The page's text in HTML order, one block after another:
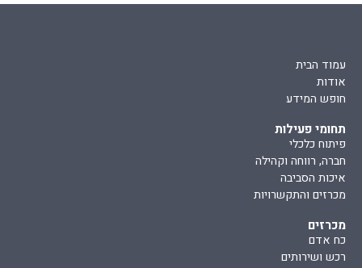
עמוד הבית
אודות
חופש המידע
תחומי פעילות
פיתוח כלכלי
חברה, רווחה וקהילה
איכות הסביבה
מכרזים והתקשרויות
מכרזים
כח אדם
רכש ושירותים